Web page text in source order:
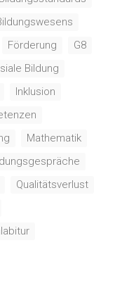
Förderung
G8
Bildung
Inklusion
Mathematik
Qualitätsverlust